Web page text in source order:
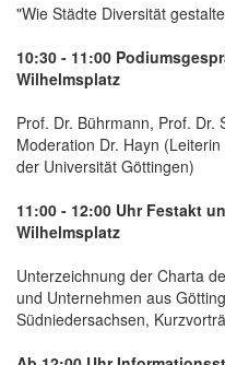
"Wie Städte Diversität
10:30 - 11:00
Wilhelmsplatz
Prof. Dr. Bührmann, Prof. Dr.
Moderation Dr. Hayn
der Universität Göttingen)
11:00 - 12:00 Uhr Festakt
Wilhelmsplatz
Unterzeichnung der Charta
und Unternehmen aus
Südniedersachsen,